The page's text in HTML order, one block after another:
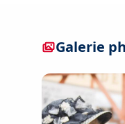
Galerie